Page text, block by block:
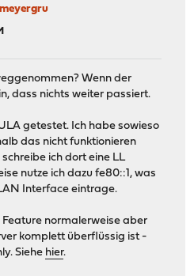
meyergru
Wenn der
dass nichts weiter passiert.
getestet. Ich habe sowieso
das nicht funktionieren
ich dort eine LL
nutze ich dazu fe80::1, was
Interface eintrage.
normalerweise aber
komplett überflüssig ist -
Siehe hier.